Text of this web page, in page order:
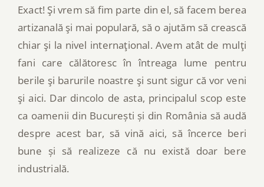
Exact! Şi vrem să fim parte din el, să facem berea
artizanală şi mai populară, să o ajutăm să crească
chiar şi la nivel internaţional. Avem atât de mulţi
fani care călătoresc în întreaga lume pentru
berile şi barurile noastre şi sunt sigur că vor veni
şi aici. Dar dincolo de asta, principalul scop este
ca oamenii din București și din România să audă
despre acest bar, să vină aici, să încerce beri
bune și să realizeze că nu există doar bere
industrială.